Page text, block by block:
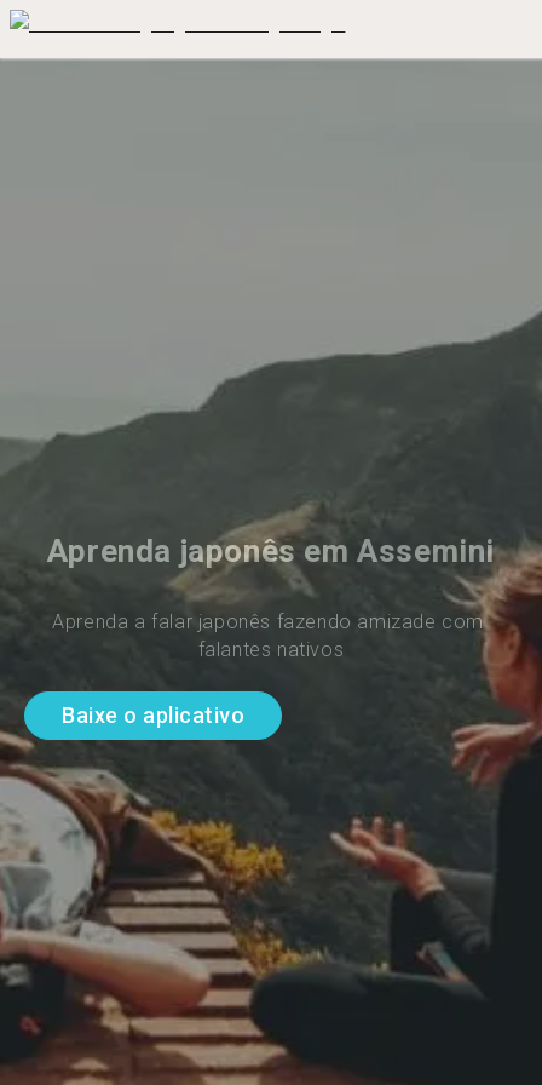
Aprenda japonês em Assemini
Aprenda a falar japonês fazendo amizade com
falantes nativos
Baixe o aplicativo